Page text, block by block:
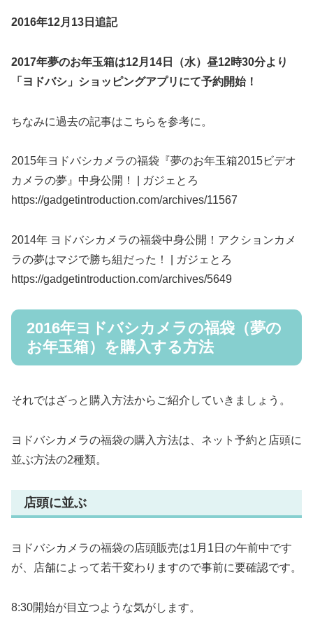
2016年12月13日追記
2017年夢のお年玉箱は12月14日（水）昼12時30分より
「ヨドバシ」ショッピングアプリにて予約開始！
ちなみに過去の記事はこちらを参考に。
2015年ヨドバシカメラの福袋『夢のお年玉箱2015ビデオ
カメラの夢』中身公開！ | ガジェとろ
https://gadgetintroduction.com/archives/11567
2014年 ヨドバシカメラの福袋中身公開！アクションカメ
ラの夢はマジで勝ち組だった！ | ガジェとろ
https://gadgetintroduction.com/archives/5649
2016年ヨドバシカメラの福袋（夢の
お年玉箱）を購入する方法
それではざっと購入方法からご紹介していきましょう。
ヨドバシカメラの福袋の購入方法は、ネット予約と店頭に
並ぶ方法の2種類。
店頭に並ぶ
ヨドバシカメラの福袋の店頭販売は1月1日の午前中です
が、店舗によって若干変わりますので事前に要確認です。
8:30開始が目立つような気がします。